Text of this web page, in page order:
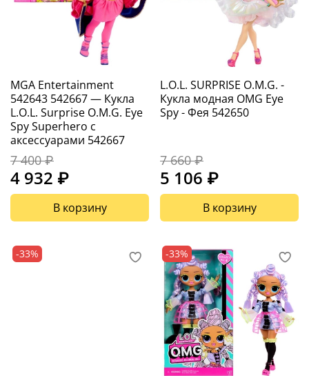
MGA Entertainment
542643 542667 — Кукла
L.O.L. Surprise O.M.G. Eye
Spy Superhero с
аксессуарами 542667
7 400 ₽
4 932 ₽
В корзину
L.O.L. SURPRISE O.M.G. -
Кукла модная OMG Eye
Spy - Фея 542650
7 660 ₽
5 106 ₽
В корзину
-33% -33%